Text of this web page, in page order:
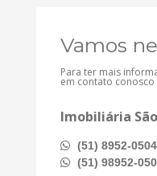
Vamos
Para ter mais
em contato conosco
Imobiliária
(51) 8952-0504
(51) 98952-